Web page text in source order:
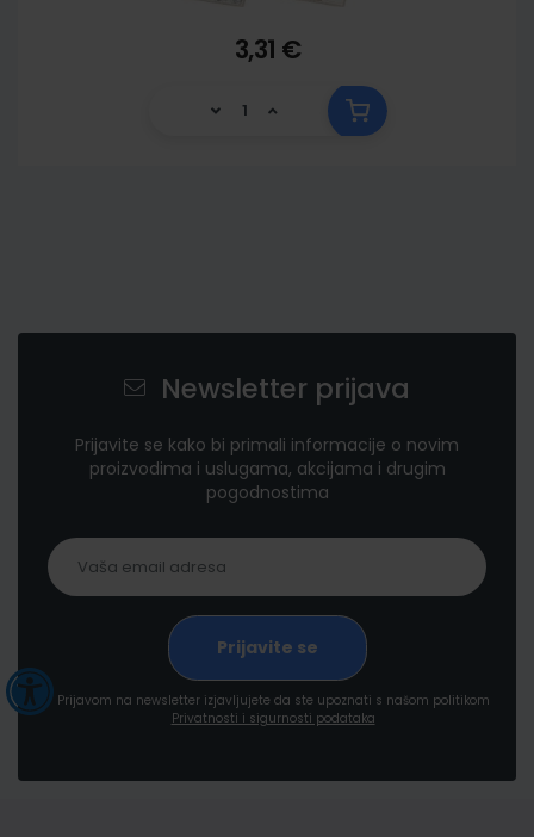
3,31 €
Newsletter prijava
Prijavite se kako bi primali informacije o novim
proizvodima i uslugama, akcijama i drugim
pogodnostima
Prijavom na newsletter izjavljujete da ste upoznati s našom politikom
Privatnosti i sigurnosti podataka